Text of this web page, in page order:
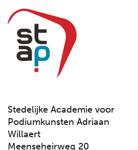
Stedelijke Academie voor
Podiumkunsten Adriaan
Willaert
Meenseheirweg 20